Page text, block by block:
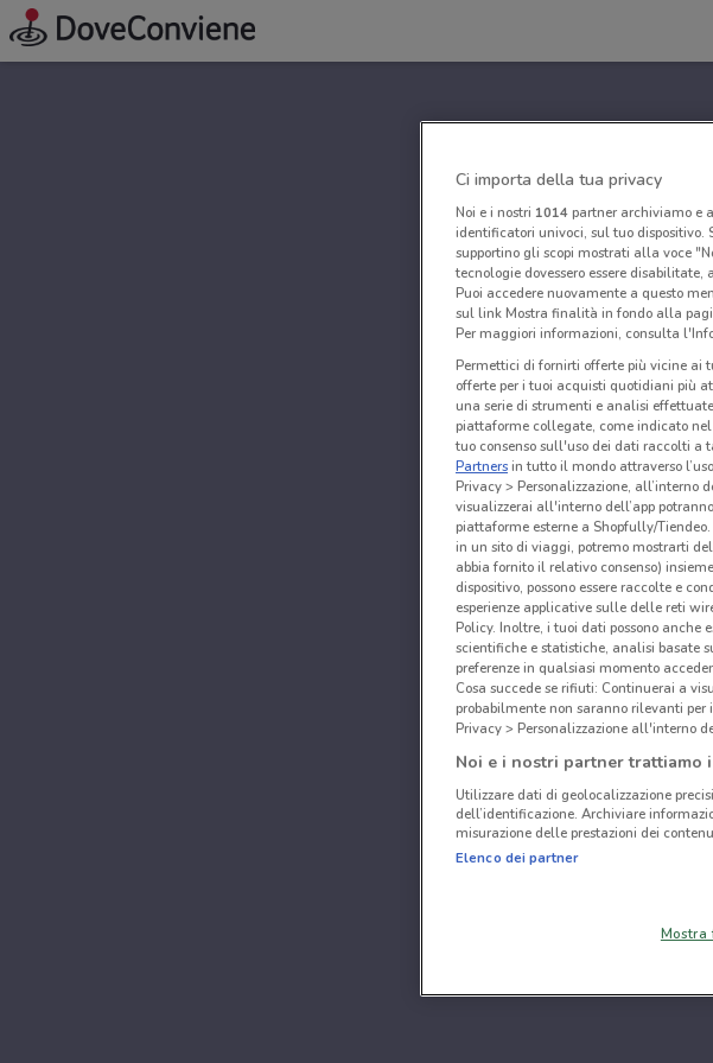
Ci importa della tua privacy
Noi e i nostri 1014partner archiviamo e
identificatori univoci, sul tuo
supportino gli scopi mostrati alla voce
tecnologie dovessero essere
Puoi accedere nuovamente a questo
sul link Mostra finalità in fondo alla
Per maggiori informazioni, consulta
Permettici di fornirti offerte più vicine ai
offerte per i tuoi acquisti quotidiani più
una serie di strumenti e analisi
piattaforme collegate, come indicato
tuo consenso sull'uso dei dati raccolti a
Partnersin tutto il mondo attraverso
Privacy > Personalizzazione, all’interno
visualizzerai all'interno dell’app
piattaforme esterne a Shopfully/
in un sito di viaggi, potremo mostrarti
abbia fornito il relativo consenso)
dispositivo, possono essere raccolte e
esperienze applicative sulle delle reti
Policy. Inoltre, i tuoi dati possono anche
scientifiche e statistiche, analisi basate
preferenze in qualsiasi momento
Cosa succede se rifiuti: Continuerai a
probabilmente non saranno rilevanti per
Privacy > Personalizzazione all'interno
Noi e i nostri partner trattiamo
Utilizzare dati di geolocalizzazione
dell’identificazione. Archiviare
misurazione delle prestazioni dei
Elenco dei partner